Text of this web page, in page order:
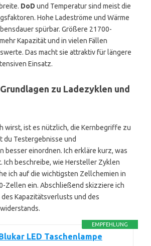
DoD und Temperatur sind meist die
Hohe Ladeströme und Wärme
spürbar. Größere 21700-
Kapazität und in vielen Fällen
Das macht sie attraktiv für längere
Einsatz.
zu Ladezyklen und
wirst, ist es nützlich, die Kernbegriffe zu
du Testergebnisse und
besser einordnen. Ich erkläre kurz, was
Ich beschreibe, wie Hersteller Zyklen
ich auf die wichtigsten Zellchemien in
Zellen ein. Abschließend skizziere ich
Kapazitätsverlusts und des
EMPFEHLUNG
LED Taschenlampe